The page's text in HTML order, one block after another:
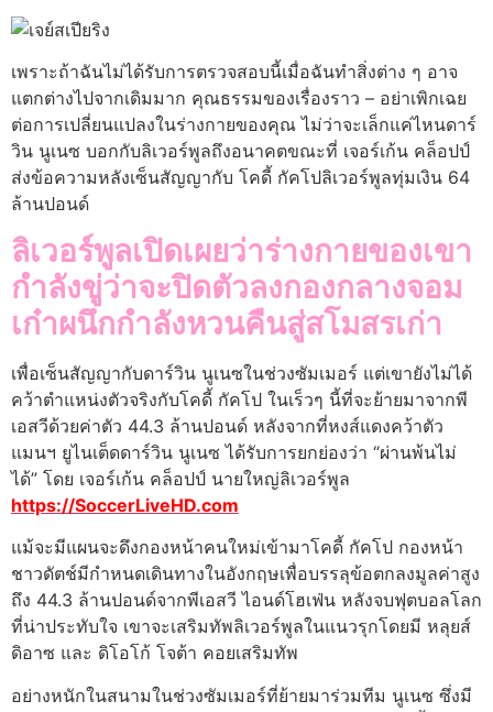
เพราะถ้าฉันไม่ได้รับการตรวจสอบนี้เมื่อฉันทําสิ่งต่าง ๆ อาจ
แตกต่างไปจากเดิมมาก คุณธรรมของเรื่องราว – อย่าเพิกเฉย
ต่อการเปลี่ยนแปลงในร่างกายของคุณ ไม่ว่าจะเล็กแค่ไหนดาร์
วิน นูเนซ บอกกับลิเวอร์พูลถึงอนาคตขณะที่ เจอร์เก้น คล็อปป์
ส่งข้อความหลังเซ็นสัญญากับ โคดี้ กัคโปลิเวอร์พูลทุ่มเงิน 64
ล้านปอนด์
ลิเวอร์พูลเปิดเผยว่าร่างกายของเขา
กําลังขู่ว่าจะปิดตัวลงกองกลางจอม
เก๋าผนึกกําลังหวนคืนสู่สโมสรเก่า
เพื่อเซ็นสัญญากับดาร์วิน นูเนซในช่วงซัมเมอร์ แต่เขายังไม่ได้
คว้าตําแหน่งตัวจริงกับโคดี้ กัคโป ในเร็วๆ นี้ที่จะย้ายมาจากพี
เอสวีด้วยค่าตัว 44.3 ล้านปอนด์ หลังจากที่หงส์แดงคว้าตัว
แมนฯ ยูไนเต็ดดาร์วิน นูเนซ ได้รับการยกย่องว่า “ผ่านพ้นไม่
ได้” โดย เจอร์เก้น คล็อปป์ นายใหญ่ลิเวอร์พูล
https://SoccerLiveHD.com
แม้จะมีแผนจะดึงกองหน้าคนใหม่เข้ามาโคดี้ กัคโป กองหน้า
ชาวดัตช์มีกําหนดเดินทางในอังกฤษเพื่อบรรลุข้อตกลงมูลค่าสูง
ถึง 44.3 ล้านปอนด์จากพีเอสวี ไอนด์โฮเฟ่น หลังจบฟุตบอลโลก
ที่น่าประทับใจ เขาจะเสริมทัพลิเวอร์พูลในแนวรุกโดยมี หลุยส์
ดิอาซ และ ดิโอโก้ โจต้า คอยเสริมทัพ
อย่างหนักในสนามในช่วงซัมเมอร์ที่ย้ายมาร่วมทีม นูเนซ ซึ่งมี